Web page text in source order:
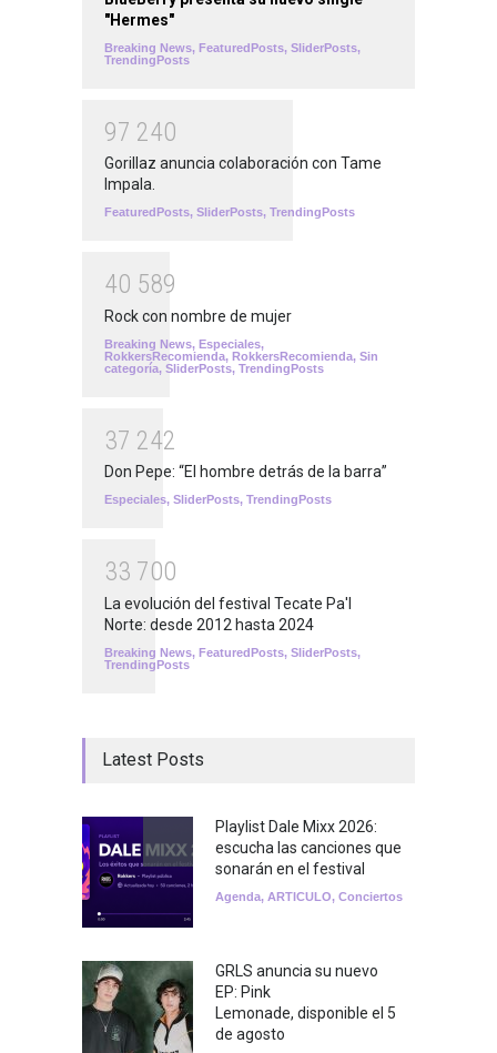
"Hermes"
Breaking News, FeaturedPosts, SliderPosts,
TrendingPosts
97 240
Gorillaz anuncia colaboración con Tame
Impala.
FeaturedPosts, SliderPosts, TrendingPosts
40 589
Rock con nombre de mujer
Breaking News, Especiales,
RokkersRecomienda, RokkersRecomienda, Sin
categoría, SliderPosts, TrendingPosts
37 242
Don Pepe: “El hombre detrás de la barra”
Especiales, SliderPosts, TrendingPosts
33 700
La evolución del festival Tecate Pa'l
Norte: desde 2012 hasta 2024
Breaking News, FeaturedPosts, SliderPosts,
TrendingPosts
Latest Posts
Playlist Dale Mixx 2026:
escucha las canciones que
sonarán en el festival
Agenda, ARTICULO, Conciertos
GRLS anuncia su nuevo
EP: Pink
Lemonade, disponible el 5
de agosto